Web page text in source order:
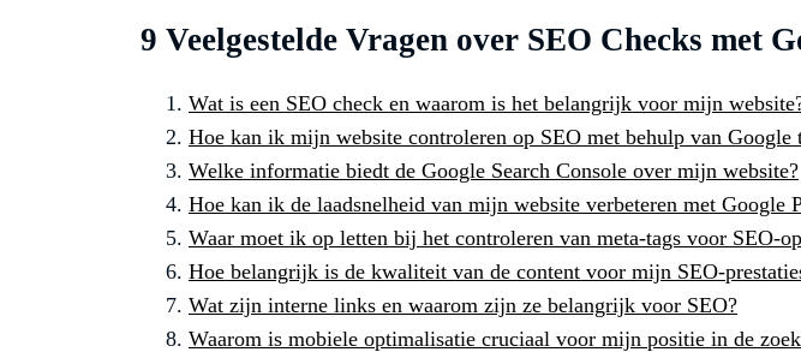
9 Veelgestelde Vragen over SEO Checks met
Wat is een SEO check en waarom is het belangrijk voor mijn
Hoe kan ik mijn website controleren op SEO met behulp van Google
Welke informatie biedt de Google Search Console over mijn website?
Hoe kan ik de laadsnelheid van mijn website verbeteren met Google
Waar moet ik op letten bij het controleren van meta-tags voor SEO-
Hoe belangrijk is de kwaliteit van de content voor mijn SEO-
Wat zijn interne links en waarom zijn ze belangrijk voor SEO?
Waarom is mobiele optimalisatie cruciaal voor mijn positie in de